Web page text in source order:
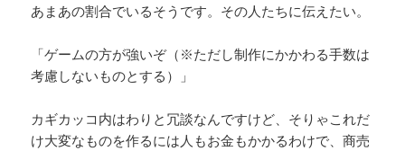
あまあの割合でいるそうです。その人たちに伝えたい。
「ゲームの方が強いぞ（※ただし制作にかかわる手数は
考慮しないものとする）」
カギカッコ内はわりと冗談なんですけど、そりゃこれだ
け大変なものを作るには人もお金もかかるわけで、商売